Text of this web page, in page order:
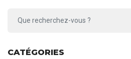
CATÉGORIES